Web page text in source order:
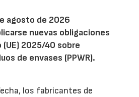
agosto de 2026
nuevas obligaciones
(UE) 2025/40 sobre
de envases (PPWR).
los fabricantes de